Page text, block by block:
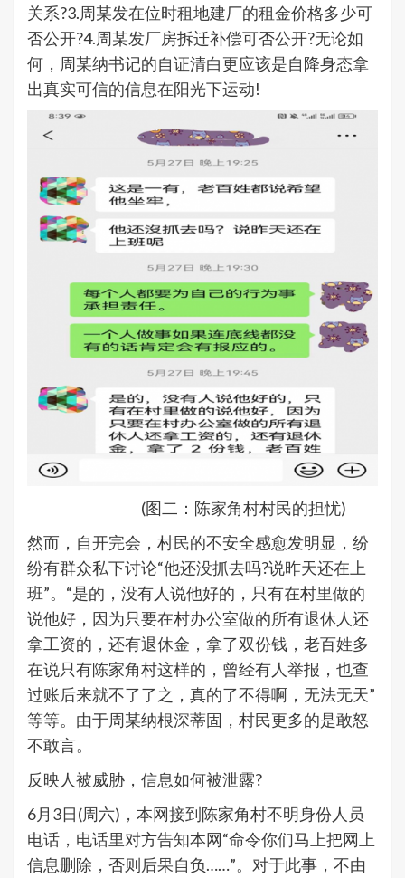
关系?3.周某发在位时租地建厂的租金价格多少可
否公开?4.周某发厂房拆迁补偿可否公开?无论如
何，周某纳书记的自证清白更应该是自降身态拿
出真实可信的信息在阳光下运动!
(图二：陈家角村村民的担忧)
然而，自开完会，村民的不安全感愈发明显，纷
纷有群众私下讨论“他还没抓去吗?说昨天还在上
班”。“是的，没有人说他好的，只有在村里做的
说他好，因为只要在村办公室做的所有退休人还
拿工资的，还有退休金，拿了双份钱，老百姓多
在说只有陈家角村这样的，曾经有人举报，也查
过账后来就不了了之，真的了不得啊，无法无天”
等等。由于周某纳根深蒂固，村民更多的是敢怒
不敢言。
反映人被威胁，信息如何被泄露?
6月3日(周六)，本网接到陈家角村不明身份人员
电话，电话里对方告知本网“命令你们马上把网上
信息删除，否则后果自负……”。对于此事，不由